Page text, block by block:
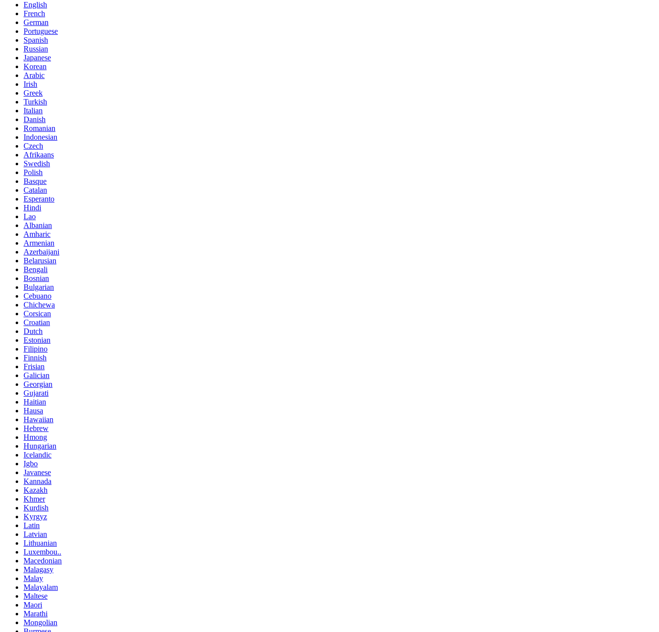
English
French
German
Portuguese
Spanish
Russian
Japanese
Korean
Arabic
Irish
Greek
Turkish
Italian
Danish
Romanian
Indonesian
Czech
Afrikaans
Swedish
Polish
Basque
Catalan
Esperanto
Hindi
Lao
Albanian
Amharic
Armenian
Azerbaijani
Belarusian
Bengali
Bosnian
Bulgarian
Cebuano
Chichewa
Corsican
Croatian
Dutch
Estonian
Filipino
Finnish
Frisian
Galician
Georgian
Gujarati
Haitian
Hausa
Hawaiian
Hebrew
Hmong
Hungarian
Icelandic
Igbo
Javanese
Kannada
Kazakh
Khmer
Kurdish
Kyrgyz
Latin
Latvian
Lithuanian
Luxembou..
Macedonian
Malagasy
Malay
Malayalam
Maltese
Maori
Marathi
Mongolian